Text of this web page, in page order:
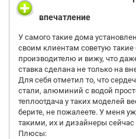
впечатление
У самого такие дома
своим клиентам советую
производителю и вижу, что
ставка сделана не только на
Для себя отметил то, что
стали, алюминий с водой
теплоотдача у таких моделей
берите, не пожалеете. У меня
такими, их и дизайнеры сейчас
Плюсы: